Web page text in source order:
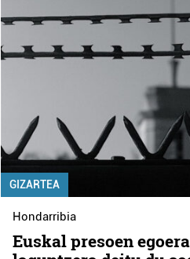
GIZARTEA
Hondarribia
Euskal presoen